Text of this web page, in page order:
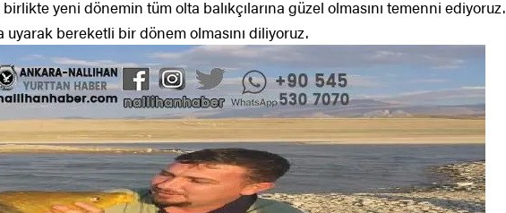
birlikte yeni dönemin tüm olta balıkçılarına güzel olmasını temenni ediyoruz.
uyarak bereketli bir dönem olmasını diliyoruz.